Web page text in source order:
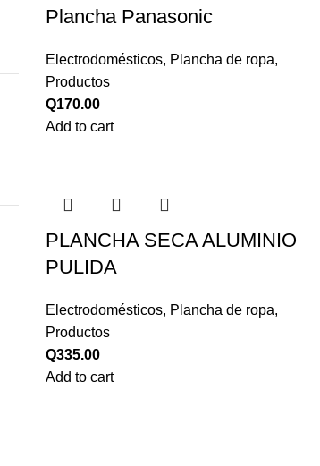
Plancha Panasonic
Electrodomésticos, Plancha de ropa,
Productos
Q170.00
Add to cart
PLANCHA SECA ALUMINIO
PULIDA
Electrodomésticos, Plancha de ropa,
Productos
Q335.00
Add to cart